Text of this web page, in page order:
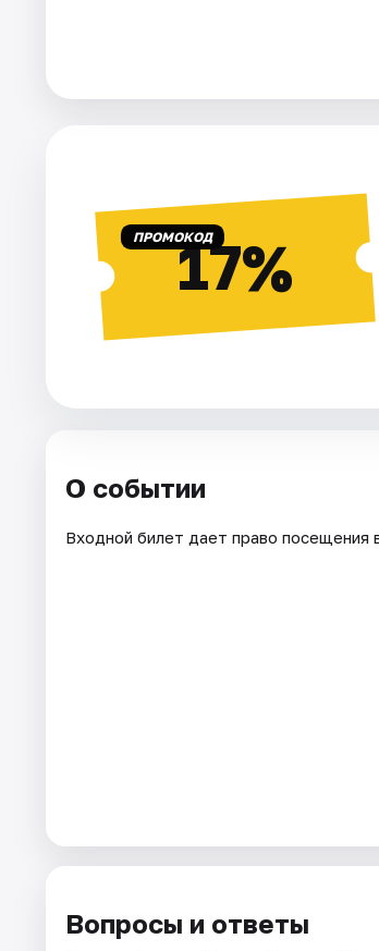
ПРОМОКОД17%
О событии
Входной билет дает право посещения
Вопросы и ответы